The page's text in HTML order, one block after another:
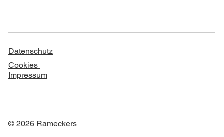
Datenschutz
Cookies
Impressum
© 2026 Rameckers